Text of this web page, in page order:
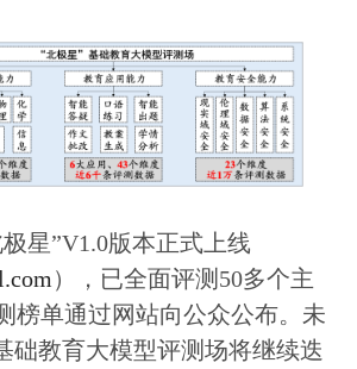
极星”V1.0版本正式上线
），已全面评测50多个主
榜单通过网站向公众公布。未
础教育大模型评测场将继续迭